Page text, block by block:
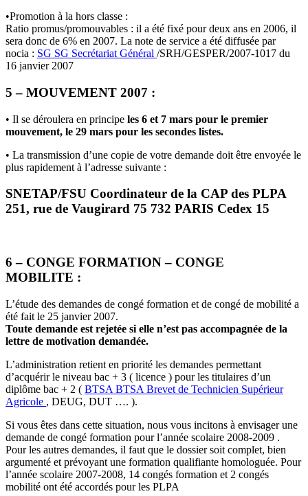
•Promotion à la hors classe :
Ratio promus/promouvables : il a été fixé pour deux ans en 2006, il
sera donc de 6% en 2007. La note de service a été diffusée par
nocia : SG SG Secrétariat Général /SRH/GESPER/2007-1017 du
16 janvier 2007
5 – MOUVEMENT 2007 :
• Il se déroulera en principe les 6 et 7 mars pour le premier
mouvement, le 29 mars pour les secondes listes.
• La transmission d’une copie de votre demande doit être envoyée le
plus rapidement à l’adresse suivante :
SNETAP/FSU Coordinateur de la CAP des PLPA
251, rue de Vaugirard 75 732 PARIS Cedex 15
6 – CONGE FORMATION – CONGE
MOBILITE :
L’étude des demandes de congé formation et de congé de mobilité a
été fait le 25 janvier 2007.
Toute demande est rejetée si elle n’est pas accompagnée de la
lettre de motivation demandée.
L’administration retient en priorité les demandes permettant
d’acquérir le niveau bac + 3 ( licence ) pour les titulaires d’un
diplôme bac + 2 ( BTSA BTSA Brevet de Technicien Supérieur
Agricole , DEUG, DUT …. ).
Si vous êtes dans cette situation, nous vous incitons à envisager une
demande de congé formation pour l’année scolaire 2008-2009 .
Pour les autres demandes, il faut que le dossier soit complet, bien
argumenté et prévoyant une formation qualifiante homologuée. Pour
l’année scolaire 2007-2008, 14 congés formation et 2 congés
mobilité ont été accordés pour les PLPA